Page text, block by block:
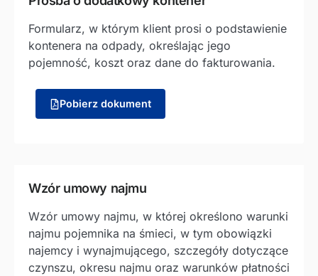
Formularz, w którym klient prosi o podstawienie
kontenera na odpady, określając jego
pojemność, koszt oraz dane do fakturowania.
Pobierz dokument
Wzór umowy najmu
Wzór umowy najmu, w której określono warunki
najmu pojemnika na śmieci, w tym obowiązki
najemcy i wynajmującego, szczegóły dotyczące
czynszu, okresu najmu oraz warunków płatności